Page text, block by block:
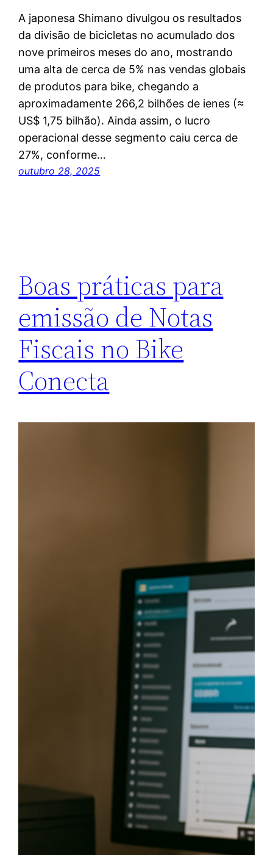
A japonesa Shimano divulgou os resultados
da divisão de bicicletas no acumulado dos
nove primeiros meses do ano, mostrando
uma alta de cerca de 5% nas vendas globais
de produtos para bike, chegando a
aproximadamente 266,2 bilhões de ienes (≈
US$ 1,75 bilhão). Ainda assim, o lucro
operacional desse segmento caiu cerca de
27%, conforme…
outubro 28, 2025
Boas práticas para
emissão de Notas
Fiscais no Bike
Conecta